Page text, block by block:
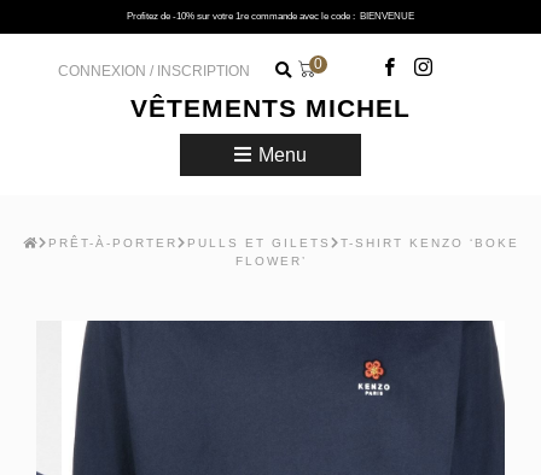
Profitez de -10% sur votre 1re commande avec le code : BIENVENUE
VÊTEMENTS MICHEL
CONNEXION / INSCRIPTION 0
Menu
PRÊT-À-PORTER PULLS ET GILETS
T-SHIRT KENZO ‘BOKE
FLOWER’